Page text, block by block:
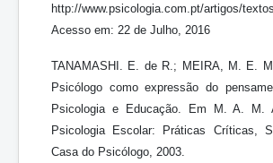
http://www.psicologia.com.pt/artigos/
Acesso em: 22 de Julho, 2016
TANAMASHI. E. de R.; MEIRA, M. E.
Psicólogo como expressão do
Psicologia e Educação. Em M. A. M.
Psicologia Escolar: Práticas Críticas,
Casa do Psicólogo, 2003.